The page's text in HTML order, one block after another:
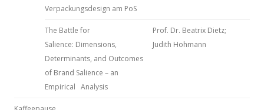
Verpackungsdesign am PoS
The Battle for
Salience: Dimensions,
Determinants, and Outcomes
of Brand Salience – an
Empirical Analysis
Prof. Dr. Beatrix Dietz;
Judith Hohmann